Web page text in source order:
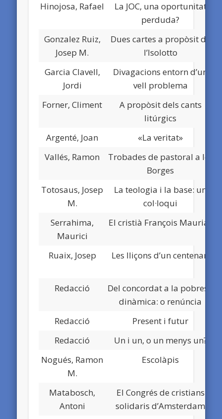
Hinojosa, Rafael
La JOC, una oportunitat
perduda?
Gonzalez Ruiz,
Josep M.
Dues cartes a propòsit de
l’Isolotto
Garcia Clavell,
Jordi
Divagacions entorn d’un
vell problema
Forner, Climent
A propòsit dels cants
litúrgics
Argenté, Joan
«La veritat»
Vallés, Ramon
Trobades de pastoral a les
Borges
Totosaus, Josep
M.
La teologia i la base: un
col·loqui
Serrahima,
Maurici
El cristià François Mauriac
Ruaix, Josep Les lliçons d’un centenari
Redacció
Del concordat a la pobresa
dinàmica: o renúncia
Redacció Present i futur
Redacció
Un i un, o un menys un?
Nogués, Ramon
M.
Escolàpis
Matabosch,
Antoni
El Congrés de cristians
solidaris d’Amsterdam